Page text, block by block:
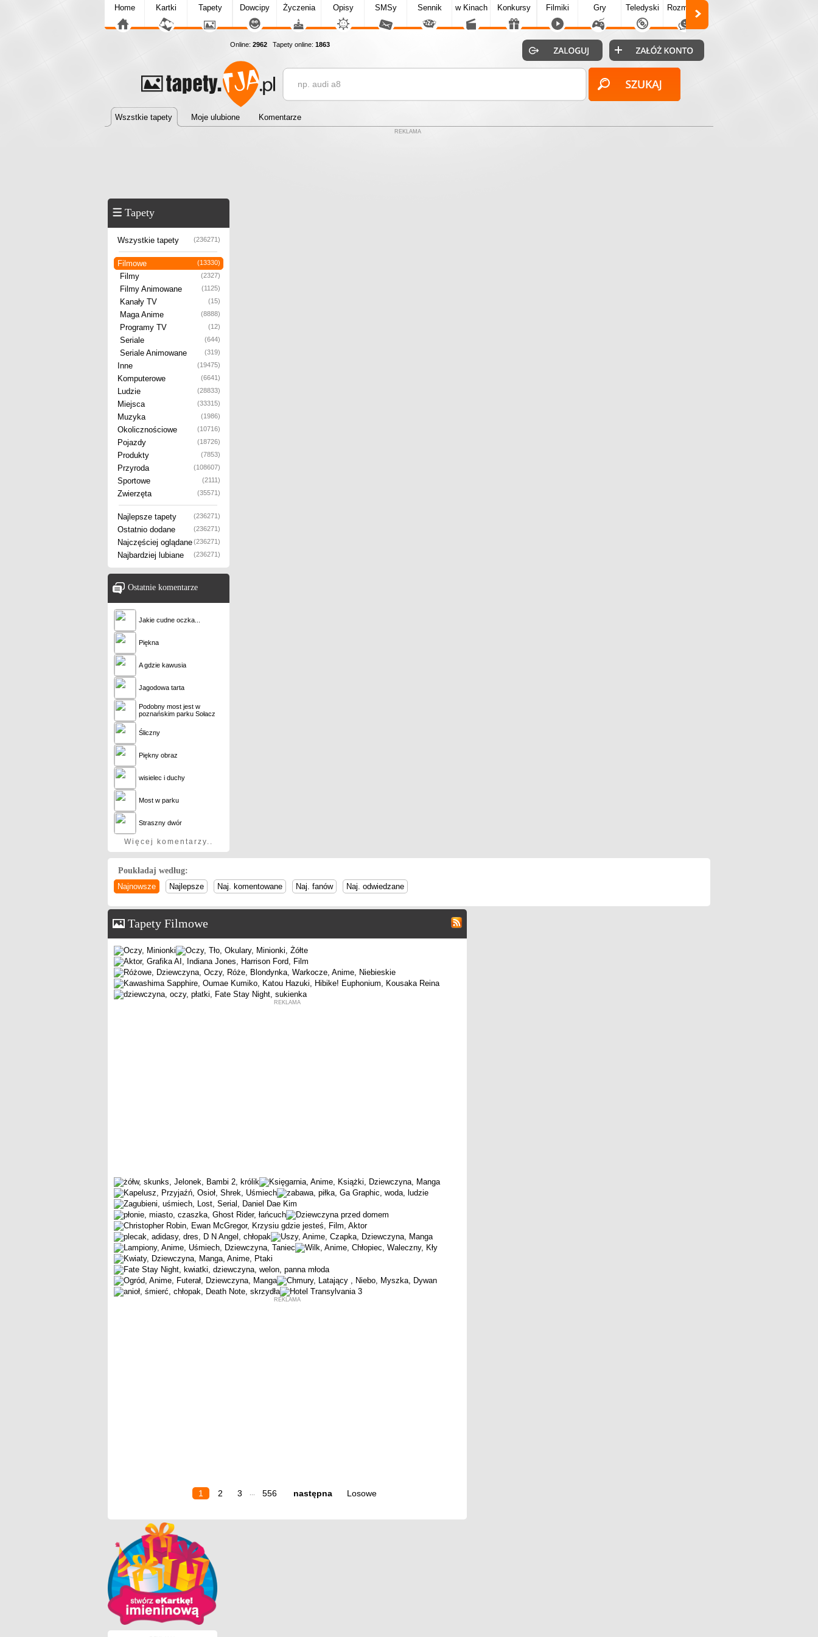
Home Kartki Tapety Dowcipy Życzenia Opisy SMSy Sennik w Kinach Konkursy Filmiki Gry Teledyski Rozmówki
Online: 2962 Tapety online: 1863
Wszstkie tapety Moje ulubione Komentarze
REKLAMA
Tapety
Wszystkie tapety (236271)
Filmowe (13330)
Filmy (2327)
Filmy Animowane (1125)
Kanały TV (15)
Maga Anime (8888)
Programy TV (12)
Seriale (644)
Seriale Animowane (319)
Inne (19475)
Komputerowe (6641)
Ludzie (28833)
Miejsca (33315)
Muzyka (1986)
Okolicznościowe (10716)
Pojazdy (18726)
Produkty (7853)
Przyroda (108607)
Sportowe (2111)
Zwierzęta (35571)
Najlepsze tapety (236271)
Ostatnio dodane (236271)
Najczęściej oglądane(236271)
Najbardziej lubiane (236271)
Ostatnie komentarze
Jakie cudne oczka...
Piękna
A gdzie kawusia
Jagodowa tarta
Podobny most jest w
poznańskim parku Sołacz
Śliczny
Piękny obraz
wisielec i duchy
Most w parku
Straszny dwór
Więcej komentarzy..
Poukładaj według:
Najnowsze
Najlepsze Naj. komentowane Naj. fanów Naj. odwiedzane
Tapety Filmowe
REKLAMA
REKLAMA
1 2 3 556 następna Losowe